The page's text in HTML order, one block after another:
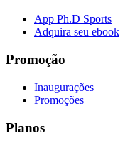
App Ph.D Sports
Adquira seu ebook
Promoção
Inaugurações
Promoções
Planos